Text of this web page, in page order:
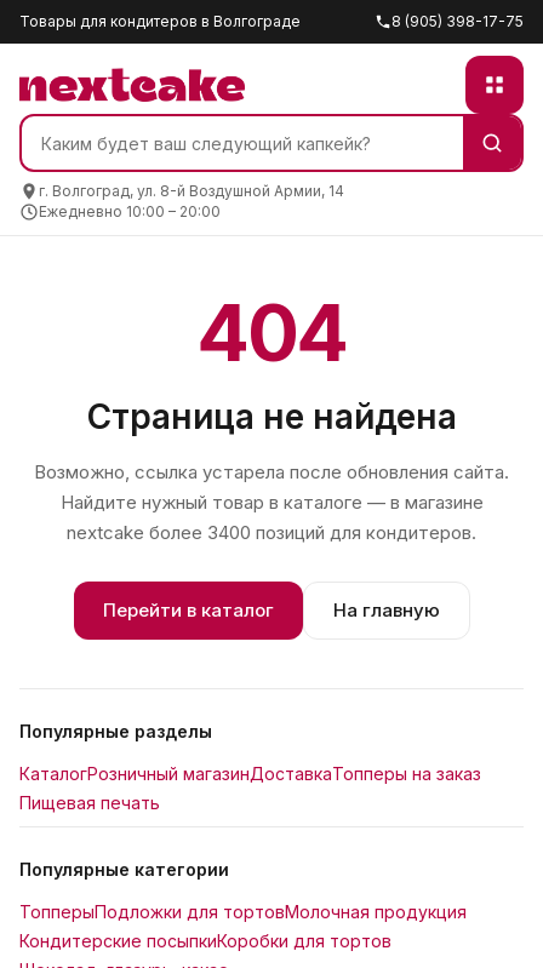
Товары для кондитеров в Волгограде 8 (905) 398-17-75
г. Волгоград, ул. 8-й Воздушной Армии, 14
Ежедневно 10:00 – 20:00
404
Страница не найдена
Возможно, ссылка устарела после обновления сайта.
Найдите нужный товар в каталоге — в магазине
nextcake более 3400 позиций для кондитеров.
Перейти в каталог На главную
Популярные разделы
КаталогРозничный магазинДоставкаТопперы на заказ
Пищевая печать
Популярные категории
ТопперыПодложки для тортовМолочная продукция
Кондитерские посыпкиКоробки для тортов